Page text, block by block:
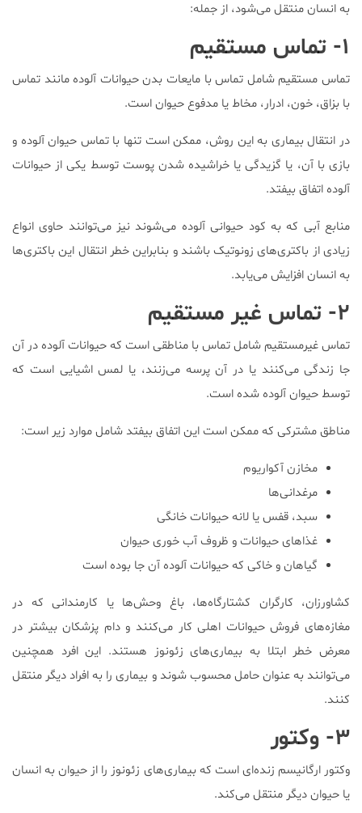
به انسان منتقل می‌شود، از جمله:
۱- تماس مستقیم
تماس مستقیم شامل تماس با مایعات بدن حیوانات آلوده مانند تماس
با بزاق، خون، ادرار، مخاط یا مدفوع حیوان است.
در انتقال بیماری به این روش، ممکن است تنها با تماس حیوان آلوده و
بازی با آن، یا گزیدگی یا خراشیده شدن پوست توسط یکی از حیوانات
آلوده اتفاق بیفتد.
منابع آبی که به کود حیوانی آلوده می‌شوند نیز می‌توانند حاوی انواع
زیادی از باکتری‌های زونوتیک باشند و بنابراین خطر انتقال این باکتری‌ها
به انسان افزایش می‌یابد.
۲- تماس غیر مستقیم
تماس غیرمستقیم شامل تماس با مناطقی است که حیوانات آلوده در آن
جا زندگی می‌کنند یا در آن پرسه می‌زنند، یا لمس اشیایی است که
توسط حیوان آلوده شده است‌.
مناطق مشترکی که ممکن است این اتفاق بیفتد شامل موارد زیر است:
مخازن آکواریوم
مرغدانی‌ها
سبد، قفس یا لانه حیوانات خانگی
غذاهای حیوانات و ظروف آب خوری حیوان
گیاهان و خاکی که حیوانات آلوده آن جا بوده است
کشاورزان، کارگران کشتارگاه‌ها، باغ وحش‌ها یا کارمندانی که در
مغازه‌های فروش حیوانات اهلی کار می‌کنند و دام پزشکان بیشتر در
معرض خطر ابتلا به بیماری‌های زئونوز هستند. این افرد همچنین
می‌توانند به عنوان حامل محسوب شوند و بیماری را به افراد دیگر منتقل
کنند.
۳- وکتور
وکتور ارگانیسم زنده‌ای است که بیماری‌های زئونوز را از حیوان به انسان
یا حیوان دیگر منتقل می‌کند.